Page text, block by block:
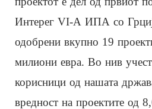
Интерег VI-А ИПА со
одобрени вкупно 19
милиони евра. Во нив
корисници од нашата
вредност на проектите од